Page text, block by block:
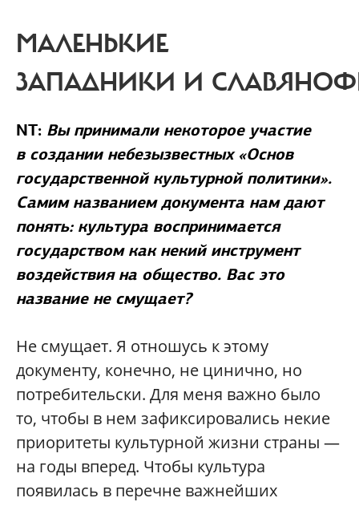
МАЛЕНЬКИЕ
ЗАПАДНИКИ И
NT: Вы принимали некоторое участие
в создании небезызвестных «Основ
государственной культурной политики».
Самим названием документа нам дают
понять: культура воспринимается
государством как некий инструмент
воздействия на общество. Вас это
название не смущает?
Не смущает. Я отношусь к этому
документу, конечно, не цинично, но
потребительски. Для меня важно было
то, чтобы в нем зафиксировались некие
приоритеты культурной жизни страны —
на годы вперед. Чтобы культура
появилась в перечне важнейших